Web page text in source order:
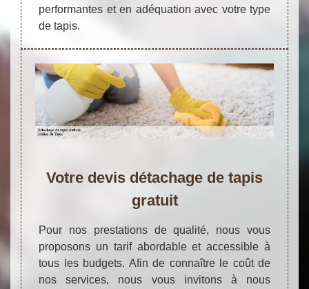
performantes et en adéquation avec votre type
de tapis.
Votre devis détachage de tapis
gratuit
Pour nos prestations de qualité, nous vous
proposons un tarif abordable et accessible à
tous les budgets. Afin de connaître le coût de
nos services, nous vous invitons à nous